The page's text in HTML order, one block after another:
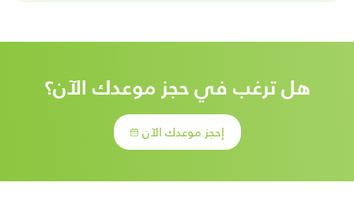
هل ترغب في حجز موعدك الآن؟
إحجز موعدك الآن